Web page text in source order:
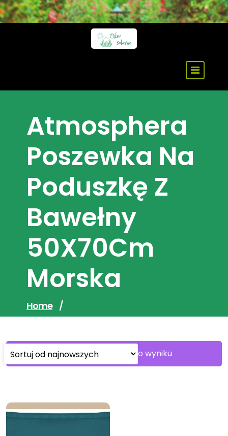
Skip
to
Atmosphera
Poszewka Na
Poduszkę Z
Bawełny
50X70Cm
Morska
Home /
Wyświetlanie jednego wyniku